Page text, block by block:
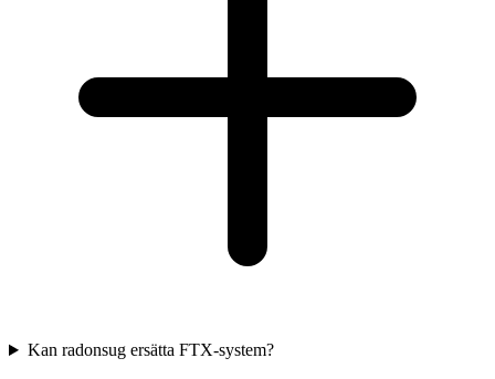
Kan radonsug ersätta FTX-system?